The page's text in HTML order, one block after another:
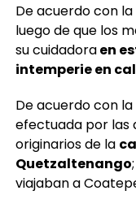
De acuerdo con
luego de que los
su cuidadoraen
intemperie en
De acuerdo con
efectuada por las
originarios de la
Quetzaltenango
viajaban a